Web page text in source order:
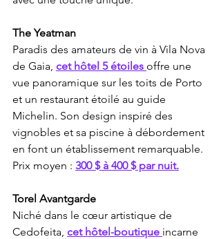
The Yeatman
Paradis des amateurs de vin à Vila Nova
de Gaia, cet hôtel 5 étoiles offre une
vue panoramique sur les toits de Porto
et un restaurant étoilé au guide
Michelin. Son design inspiré des
vignobles et sa piscine à débordement
en font un établissement remarquable.
Prix moyen : 300 $ à 400 $ par nuit.
Torel Avantgarde
Niché dans le cœur artistique de
Cedofeita, cet hôtel-boutique incarne